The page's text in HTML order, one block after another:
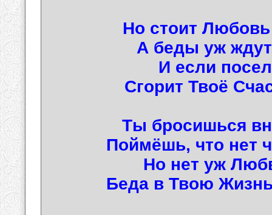
Но стоит
А беды уж ждут,
И если
Сгорит Твоё
Ты бросишься
Поймёшь, что нет
Но нет уж
Беда в Твою